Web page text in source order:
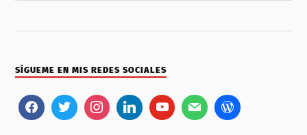
SÍGUEME EN MIS REDES SOCIALES